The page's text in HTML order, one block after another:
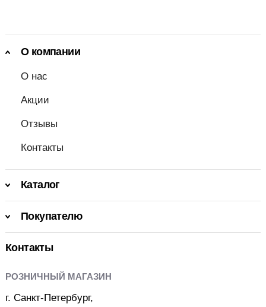
О компании
О нас
Акции
Отзывы
Контакты
Каталог
Покупателю
Контакты
РОЗНИЧНЫЙ МАГАЗИН
г. Санкт-Петербург,